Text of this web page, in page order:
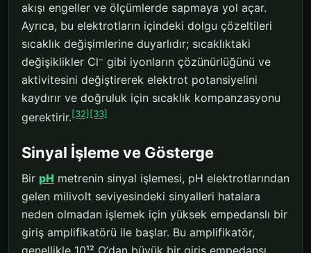
akışı engeller ve ölçümlerde sapmaya yol açar.
Ayrıca, bu elektrotların içindeki dolgu çözeltileri
sıcaklık değişimlerine duyarlıdır; sıcaklıktaki
değişiklikler Cl⁻ gibi iyonların çözünürlüğünü ve
aktivitesini değiştirerek elektrot potansiyelini
kaydırır ve doğruluk için sıcaklık kompanzasyonu
gerektirir.[32] [33]
Sinyal İşleme ve Gösterge
Bir pH metrenin sinyal işlemesi, pH elektrotlarından
gelen milivolt seviyesindeki sinyalleri hatalara
neden olmadan işlemek için yüksek empedanslı bir
giriş amplifikatörü ile başlar. Bu amplifikatör,
genellikle 10¹² Ω’dan büyük bir giriş empedansı